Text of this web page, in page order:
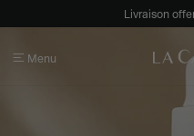
Livraison
Inscrivez-
Menu